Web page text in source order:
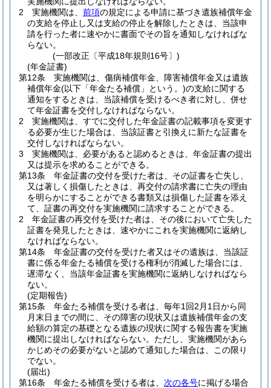
2
実施機関は、 前項の規定による申請に基づき遺族補償年金
の支給を停止し又は支給の停止を解除したときは、当該申
請を行った者に速やかに書面でその旨を通知しなければな
らない。
(一部改正〔平成18年規則16号〕)
(年金証書)
第12条
実施機関は、傷病補償年金、障害補償年金又は遺族
補償年金(以下「年金たる補償」という。)の支給に関する
通知をするときは、当該補償を受けるべき者に対し、併せ
て年金証書を交付しなければならない。
2
実施機関は、すでに交付した年金証書の記載事項を変更す
る必要が生じた場合は、当該証書と引換えに新たな証書を
交付しなければならない。
3
実施機関は、必要があると認めるときは、年金証書の提出
又は提示を求めることができる。
第13条
年金証書の交付を受けた者は、その証書を亡失し、
又は著しく損傷したときは、再交付の請求書に亡失の理由
を明らかにすることができる書類又は損傷した証書を添え
て、証書の再交付を実施機関に請求することができる。
2
年金証書の再交付を受けた者は、その後において亡失した
証書を発見したときは、速やかにこれを実施機関に返納し
なければならない。
第14条
年金証書の交付を受けた者又はその遺族は、当該証
書に係る年金たる補償を受ける権利が消滅した場合には、
遅滞なく、当該年金証書を実施機関に返納しなければなら
ない。
(定期報告)
第15条
年金たる補償を受ける者は、毎年1回2月1日から同
月末日までの間に、その障害の現状又は遺族補償年金の支
給額の算定の基礎となる遺族の現状に関する報告書を実施
機関に提出しなければならない。 ただし、実施機関があら
かじめその必要がないと認めて通知した場合は、この限り
でない。
(届出)
第16条
年金たる補償を受ける者は、 次の各号に掲げる場合